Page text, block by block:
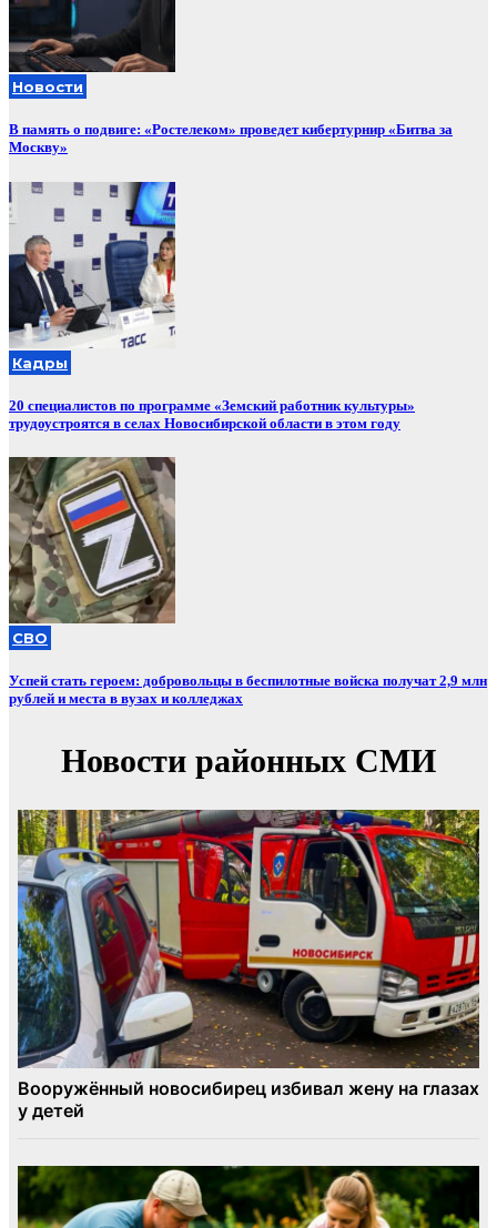
Новости
В память о подвиге: «Ростелеком» проведет кибертурнир «Битва за
Москву»
Кадры
20 специалистов по программе «Земский работник культуры»
трудоустроятся в селах Новосибирской области в этом году
СВО
Успей стать героем: добровольцы в беспилотные войска получат 2,9 млн
рублей и места в вузах и колледжах